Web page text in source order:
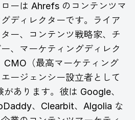
ーは Ahrefs のコンテンツマ
ディレクターです。ライア
ー、コンテンツ戦略家、チ
、マーケティングディレク
CMO（最高マーケティング
ージェンシー設立者として
があります。彼は Google、
、Clearbit、Algolia な